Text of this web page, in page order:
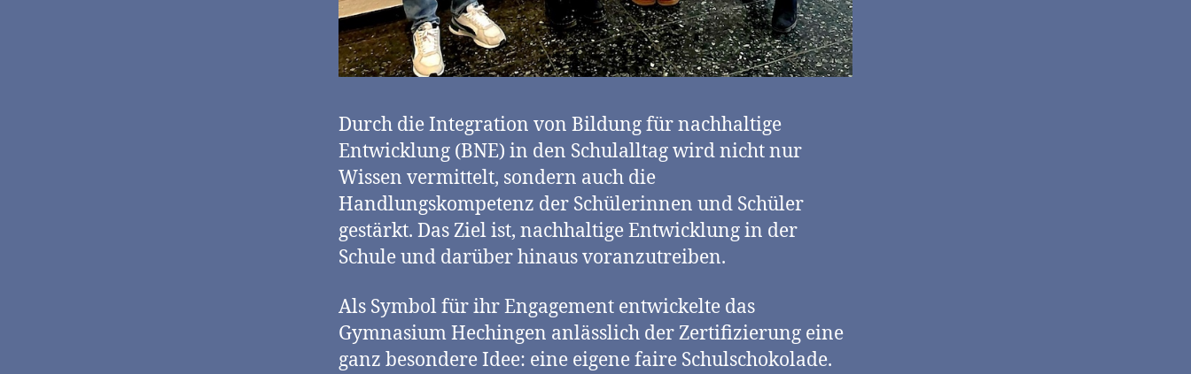
Durch die Integration von Bildung für nachhaltige
Entwicklung (BNE) in den Schulalltag wird nicht nur
Wissen vermittelt, sondern auch die
Handlungskompetenz der Schülerinnen und Schüler
gestärkt. Das Ziel ist, nachhaltige Entwicklung in der
Schule und darüber hinaus voranzutreiben.
Als Symbol für ihr Engagement entwickelte das
Gymnasium Hechingen anlässlich der Zertifizierung eine
ganz besondere Idee: eine eigene faire Schulschokolade.